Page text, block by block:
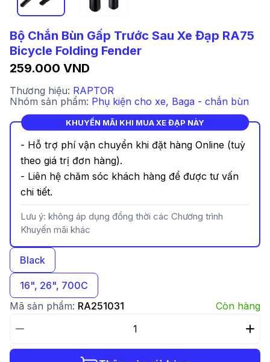
Bộ Chắn Bùn Gấp Trước Sau Xe Đạp RA75
Bicycle Folding Fender
259.000 VND
Thương hiệu: RAPTOR
Nhóm sản phẩm: Phụ kiện cho xe, Baga - chắn bùn
KHUYẾN MÃI KHI MUA XE ĐẠP NÀY
- Hỗ trợ phí vận chuyển khi đặt hàng Online (tuỳ
theo giá trị đơn hàng).
- Liên hệ chăm sóc khách hàng để được tư vấn
chi tiết.
Lưu ý: không áp dụng đồng thời các Chương trình
Khuyến mãi khác
Black
16", 26", 700C
Mã sản phẩm: RA251031 Còn hàng